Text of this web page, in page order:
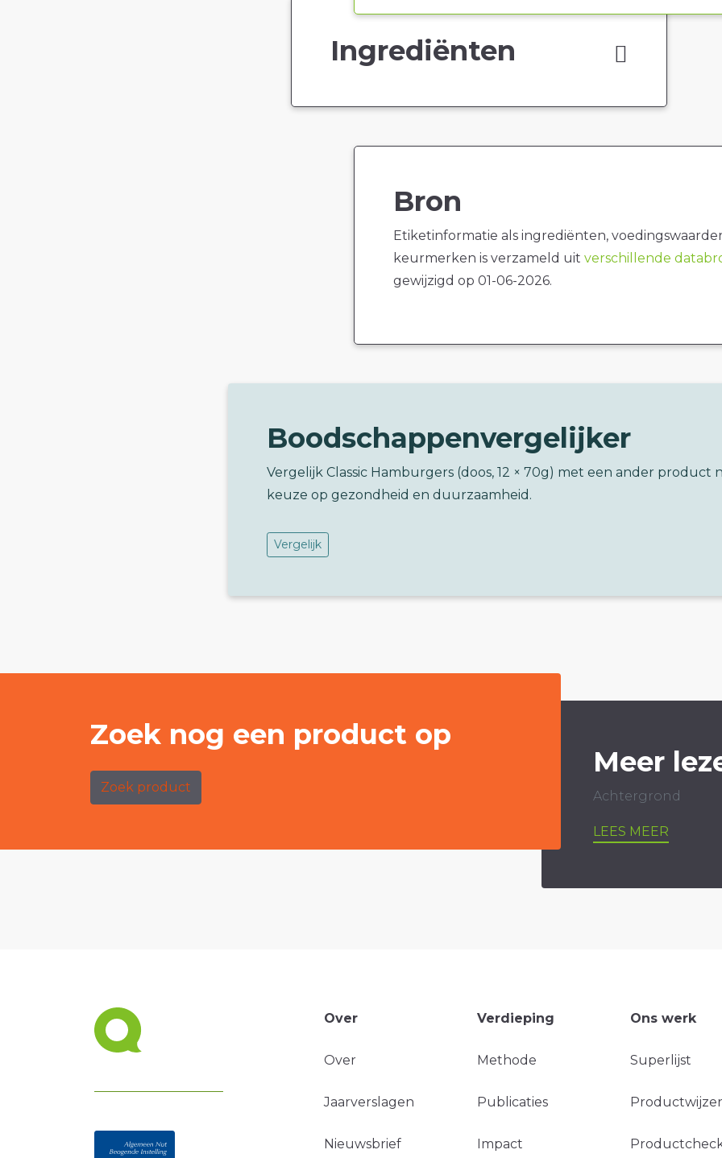
Ingrediënten
Bron
Etiketinformatie als ingrediënten,
keurmerken is verzameld uit verschillende
gewijzigd op 01-06-2026.
Boodschappenvergelijker
Vergelijk Classic Hamburgers (doos, 12 × 70g) met een ander product
keuze op gezondheid en duurzaamheid.
Vergelijk
Zoek nog een product op
Zoek product
Meer
Achtergrond
LEES MEER
Over
Over
Jaarverslagen
Nieuwsbrief
Verdieping
Methode
Publicaties
Impact
Ons werk
Superlijst